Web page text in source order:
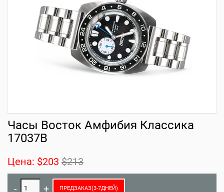
Часы Восток Амфибия Классика
17037B
Цена: $203 $213
ПРЕДЗАКАЗ(3-7ДНЕЙ)